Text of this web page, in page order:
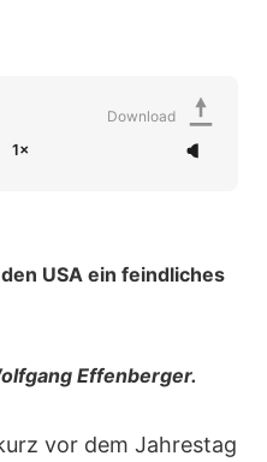
1×
Download
USA ein feindliches
Effenberger.
vor dem Jahrestag